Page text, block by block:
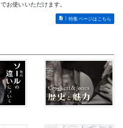
でお使いいただけます。
特集ページはこちら